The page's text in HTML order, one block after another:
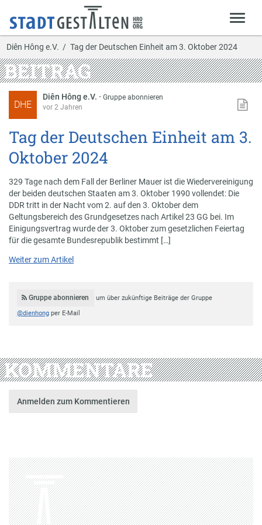
Diên Hông e.V. Tag der Deutschen Einheit am 3. Oktober 2024
BEITRAG
DHE
Diên Hông e.V. ·Gruppe abonnieren
vor 2 Jahren
Tag der Deutschen Einheit am 3.
Oktober 2024
329 Tage nach dem Fall der Berliner Mauer ist die Wiedervereinigung
der beiden deutschen Staaten am 3. Oktober 1990 vollendet: Die
DDR tritt in der Nacht vom 2. auf den 3. Oktober dem
Geltungsbereich des Grundgesetzes nach Artikel 23 GG bei. Im
Einigungsvertrag wurde der 3. Oktober zum gesetzlichen Feiertag
für die gesamte Bundesrepublik bestimmt […]
Weiter zum Artikel
Gruppe abonnieren
um über zukünftige Beiträge der Gruppe
@dienhongper E-Mail
KOMMENTARE
Anmelden zum Kommentieren